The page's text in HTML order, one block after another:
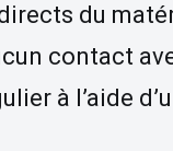
du
contact
à l’aide